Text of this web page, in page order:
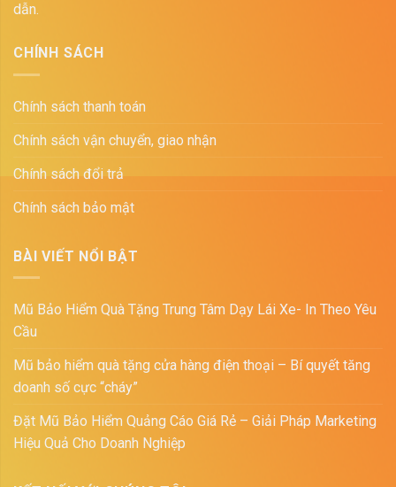
dẫn.
CHÍNH SÁCH
Chính sách thanh toán
Chính sách vận chuyển, giao nhận
Chính sách đổi trả
Chính sách bảo mật
BÀI VIẾT NỔI BẬT
Mũ Bảo Hiểm Quà Tặng Trung Tâm Dạy Lái Xe- In Theo Yêu
Cầu
Mũ bảo hiểm quà tặng cửa hàng điện thoại – Bí quyết tăng
doanh số cực “cháy”
Đặt Mũ Bảo Hiểm Quảng Cáo Giá Rẻ – Giải Pháp Marketing
Hiệu Quả Cho Doanh Nghiệp